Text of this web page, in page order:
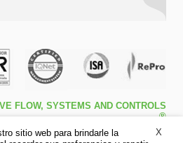
FLOW, SYSTEMS AND CONTROLS
®
de Peralta 5ª – Pol. Ind. l1 46540 El
Puig (Valencia)
X
sitio web para brindarle la